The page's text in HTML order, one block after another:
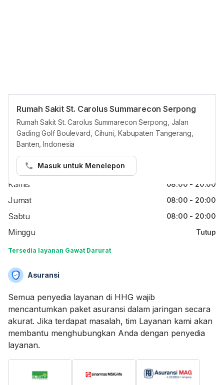
Rumah Sakit St. Carolus Summarecon Serpong
Rumah Sakit St. Carolus Summarecon Serpong, Jalan
Gading Golf Boulevard, Cihuni, Kabupaten Tangerang,
Banten, Indonesia
Masuk untuk Menelepon
Jam reguler
Senin 08:00 - 20:00
Rabu
Kamis 08:00 - 20:00
Jumat 08:00 - 20:00
Sabtu 08:00 - 20:00
Minggu Tutup
Tersedia layanan Gawat Darurat
Asuransi
Semua penyedia layanan di HHG wajib
mencantumkan paket asuransi dalam jaringan secara
akurat. Jika terdapat masalah, tim Layanan kami akan
membantu menghubungkan Anda dengan penyedia
layanan.